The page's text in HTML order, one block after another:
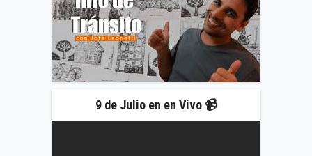
9 de Julio en en Vivo 📹